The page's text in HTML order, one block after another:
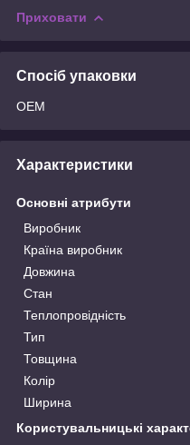
Приховати
Спосіб упаковки
OEM
Характеристики
Основні атрибути
Виробник
Країна виробник
Довжина
Стан
Теплопровідність
Тип
Товщина
Колір
Ширина
Користувальницькі